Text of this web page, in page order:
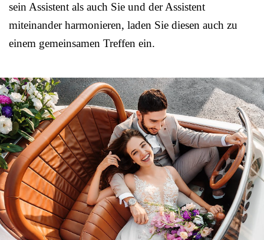
sein Assistent als auch Sie und der Assistent
miteinander harmonieren, laden Sie diesen auch zu
einem gemeinsamen Treffen ein.